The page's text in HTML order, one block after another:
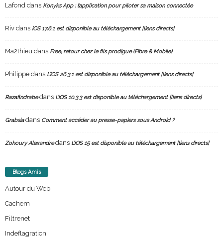
Lafond dans Konyks App : l’application pour piloter sa maison connectée
Riv dans iOS 17.6.1 est disponible au téléchargement [liens directs]
Ma2thieu dans Free, retour chez le fils prodigue (Fibre & Mobile)
Philippe dans L’iOS 26.3.1 est disponible au téléchargement [liens directs]
Razafindrabedans L’iOS 10.3.3 est disponible au téléchargement [liens directs]
Grabsiadans Comment accéder au presse-papiers sous Android ?
Zohoury Alexandredans L’iOS 15 est disponible au téléchargement [liens directs]
Blogs Amis
Autour du Web
Cachem
Filtrenet
Indeflagration